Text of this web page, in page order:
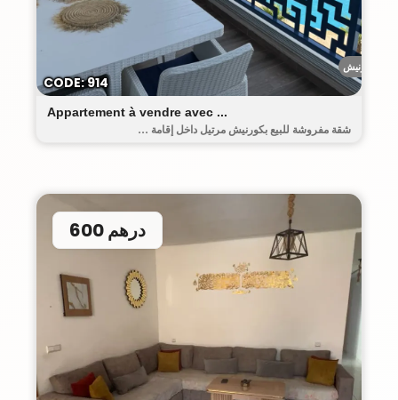
الكورنيش
Appartement à vendre avec ...
شقة مفروشة للبيع بكورنيش مرتيل داخل إقامة ...
CODE: 914
600 درهم